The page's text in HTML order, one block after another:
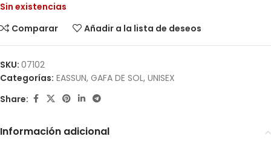
Sin existencias
Comparar
Añadir a la lista de deseos
SKU: 07102
Categorías: EASSUN, GAFA DE SOL, UNISEX
Share:
Información adicional